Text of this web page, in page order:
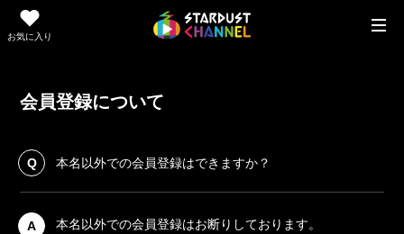
お気に入り
会員登録について
Q 本名以外での会員登録はできますか？
A 本名以外での会員登録はお断りしております。